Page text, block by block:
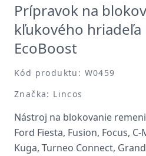
Prípravok na
kľukového hriadeľa
EcoBoost
Kód produktu: W0459
Značka: Lincos
Nástroj na blokovanie
Ford Fiesta, Fusion, Focus, C-
Kuga, Turneo Connect,